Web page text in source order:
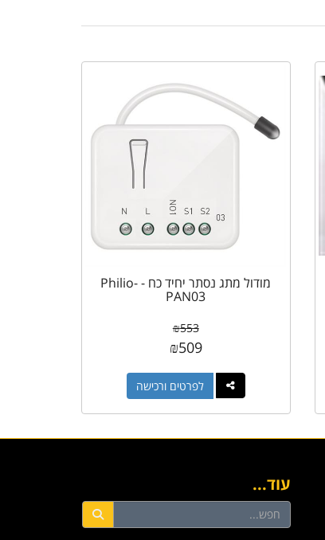
מודול מתג נסתר יחיד כח - Philio-
PAN03
₪553
₪509
לפרטים ורכישה
עוד...